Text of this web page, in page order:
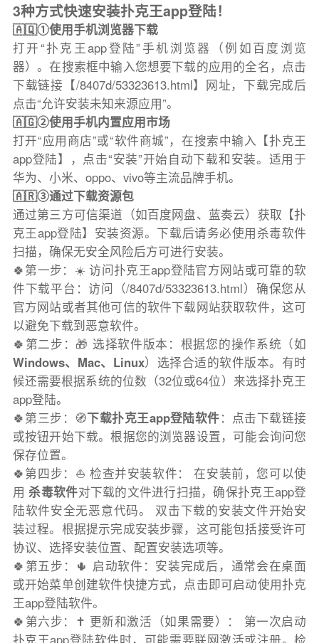
3种方式快速安装扑克王app登陆！
🇦🇶①使用手机浏览器下载
打开“扑克王app登陆”手机浏览器（例如百度浏览
器）。在搜索框中输入您想要下载的应用的全名，点击
下载链接【/8407d/53323613.html】网址，下载完成后
点击“允许安装未知来源应用”。
🇦🇬②使用手机内置应用市场
打开“应用商店”或“软件商城”，在搜索中输入【扑克王
app登陆】，点击“安装”开始自动下载和安装。适用于
华为、小米、oppo、vivo等主流品牌手机。
🇦🇷③通过下载资源包
通过第三方可信渠道（如百度网盘、蓝奏云）获取【扑
克王app登陆】安装资源。下载后请务必使用杀毒软件
扫描，确保无安全风险后方可进行安装。
🍀第一步：☀️ 访问扑克王app登陆官方网站或可靠的软
件下载平台：访问（/8407d/53323613.html）确保您从
官方网站或者其他可信的软件下载网站获取软件，这可
以避免下载到恶意软件。
🍀第二步：🎁 选择软件版本：根据您的操作系统（如
Windows、Mac、Linux）选择合适的软件版本。有时
候还需要根据系统的位数（32位或64位）来选择扑克王
app登陆。
🍀第三步：🧭下载扑克王app登陆软件：点击下载链接
或按钮开始下载。根据您的浏览器设置，可能会询问您
保存位置。
🍀第四步：⛵️ 检查并安装软件： 在安装前，您可以使
用杀毒软件对下载的文件进行扫描，确保扑克王app登
陆软件安全无恶意代码。 双击下载的安装文件开始安
装过程。根据提示完成安装步骤，这可能包括接受许可
协议、选择安装位置、配置安装选项等。
🍀第五步：🌵 启动软件：安装完成后，通常会在桌面
或开始菜单创建软件快捷方式，点击即可启动使用扑克
王app登陆软件。
🍀第六步：✝️ 更新和激活（如果需要）： 第一次启动